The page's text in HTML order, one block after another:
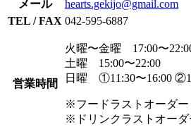
メール
hearts.gekijo@gmail.com
TEL / FAX 042-595-6887
営業時間
火曜〜金曜 17:00〜
土曜 15:00〜22:00
日曜 ①11:30〜16:00
※フードラストオーダー
※ドリンクラストオーダ